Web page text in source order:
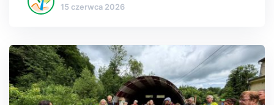
15 czerwca 2026